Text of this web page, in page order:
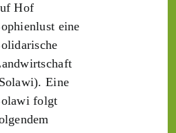
Hof
eine
Eine
folgt